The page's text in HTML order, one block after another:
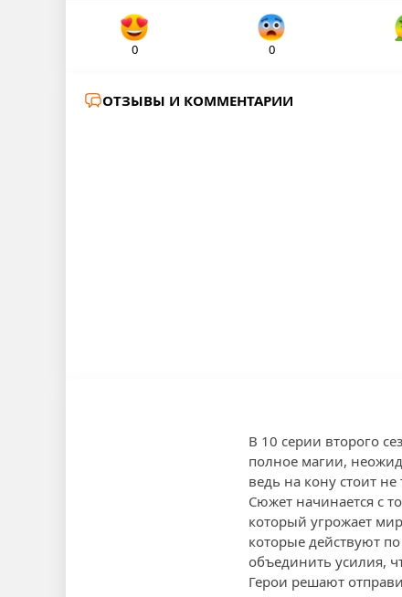
0 0
ОТЗЫВЫ И КОММЕНТАРИИ
В 10 серии второго
полное магии,
ведь на кону стоит
Сюжет начинается с
который угрожает
которые действуют
объединить усилия,
Герои решают